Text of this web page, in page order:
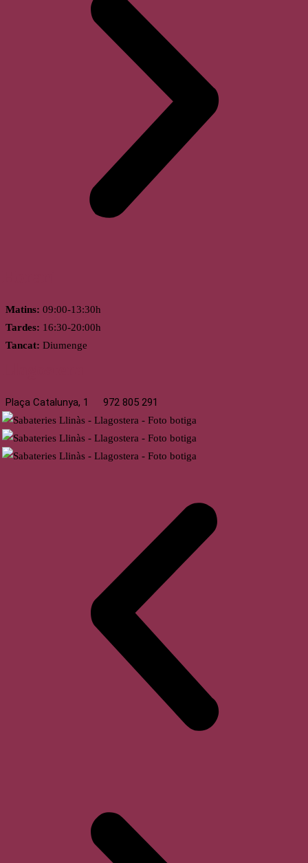
Matins: 09:00-13:30h
Tardes: 16:30-20:00h
Tancat: Diumenge
Plaça Catalunya, 1 972 805 291